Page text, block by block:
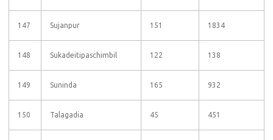
147 Sujanpur 151 1834
148 Sukadeitipaschimbil 122 138
149 Suninda 165 932
150 Talagadia 45 451